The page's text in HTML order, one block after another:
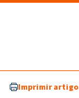
Imprimir artigo